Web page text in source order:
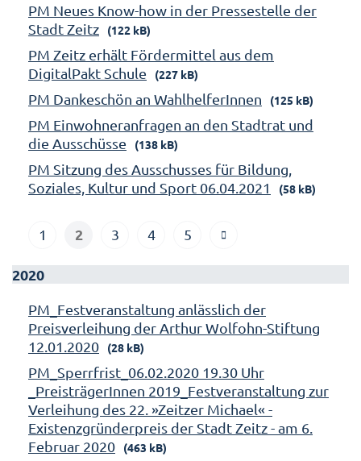
PM Neues Know-how in der Pressestelle der
Stadt Zeitz
(122 kB)
PM Zeitz erhält Fördermittel aus dem
DigitalPakt Schule
(227 kB)
PM Dankeschön an WahlhelferInnen (125 kB)
PM Einwohneranfragen an den Stadtrat und
die Ausschüsse
(138 kB)
PM Sitzung des Ausschusses für Bildung,
Soziales, Kultur und Sport 06.04.2021
(58 kB)
1 2 3 4 5
2020
PM_Festveranstaltung anlässlich der
Preisverleihung der Arthur Wolfohn-Stiftung
12.01.2020
(28 kB)
PM_Sperrfrist_06.02.2020 19.30 Uhr
_PreisträgerInnen 2019_Festveranstaltung zur
Verleihung des 22. »Zeitzer Michael« -
Existenzgründerpreis der Stadt Zeitz - am 6.
Februar 2020
(463 kB)